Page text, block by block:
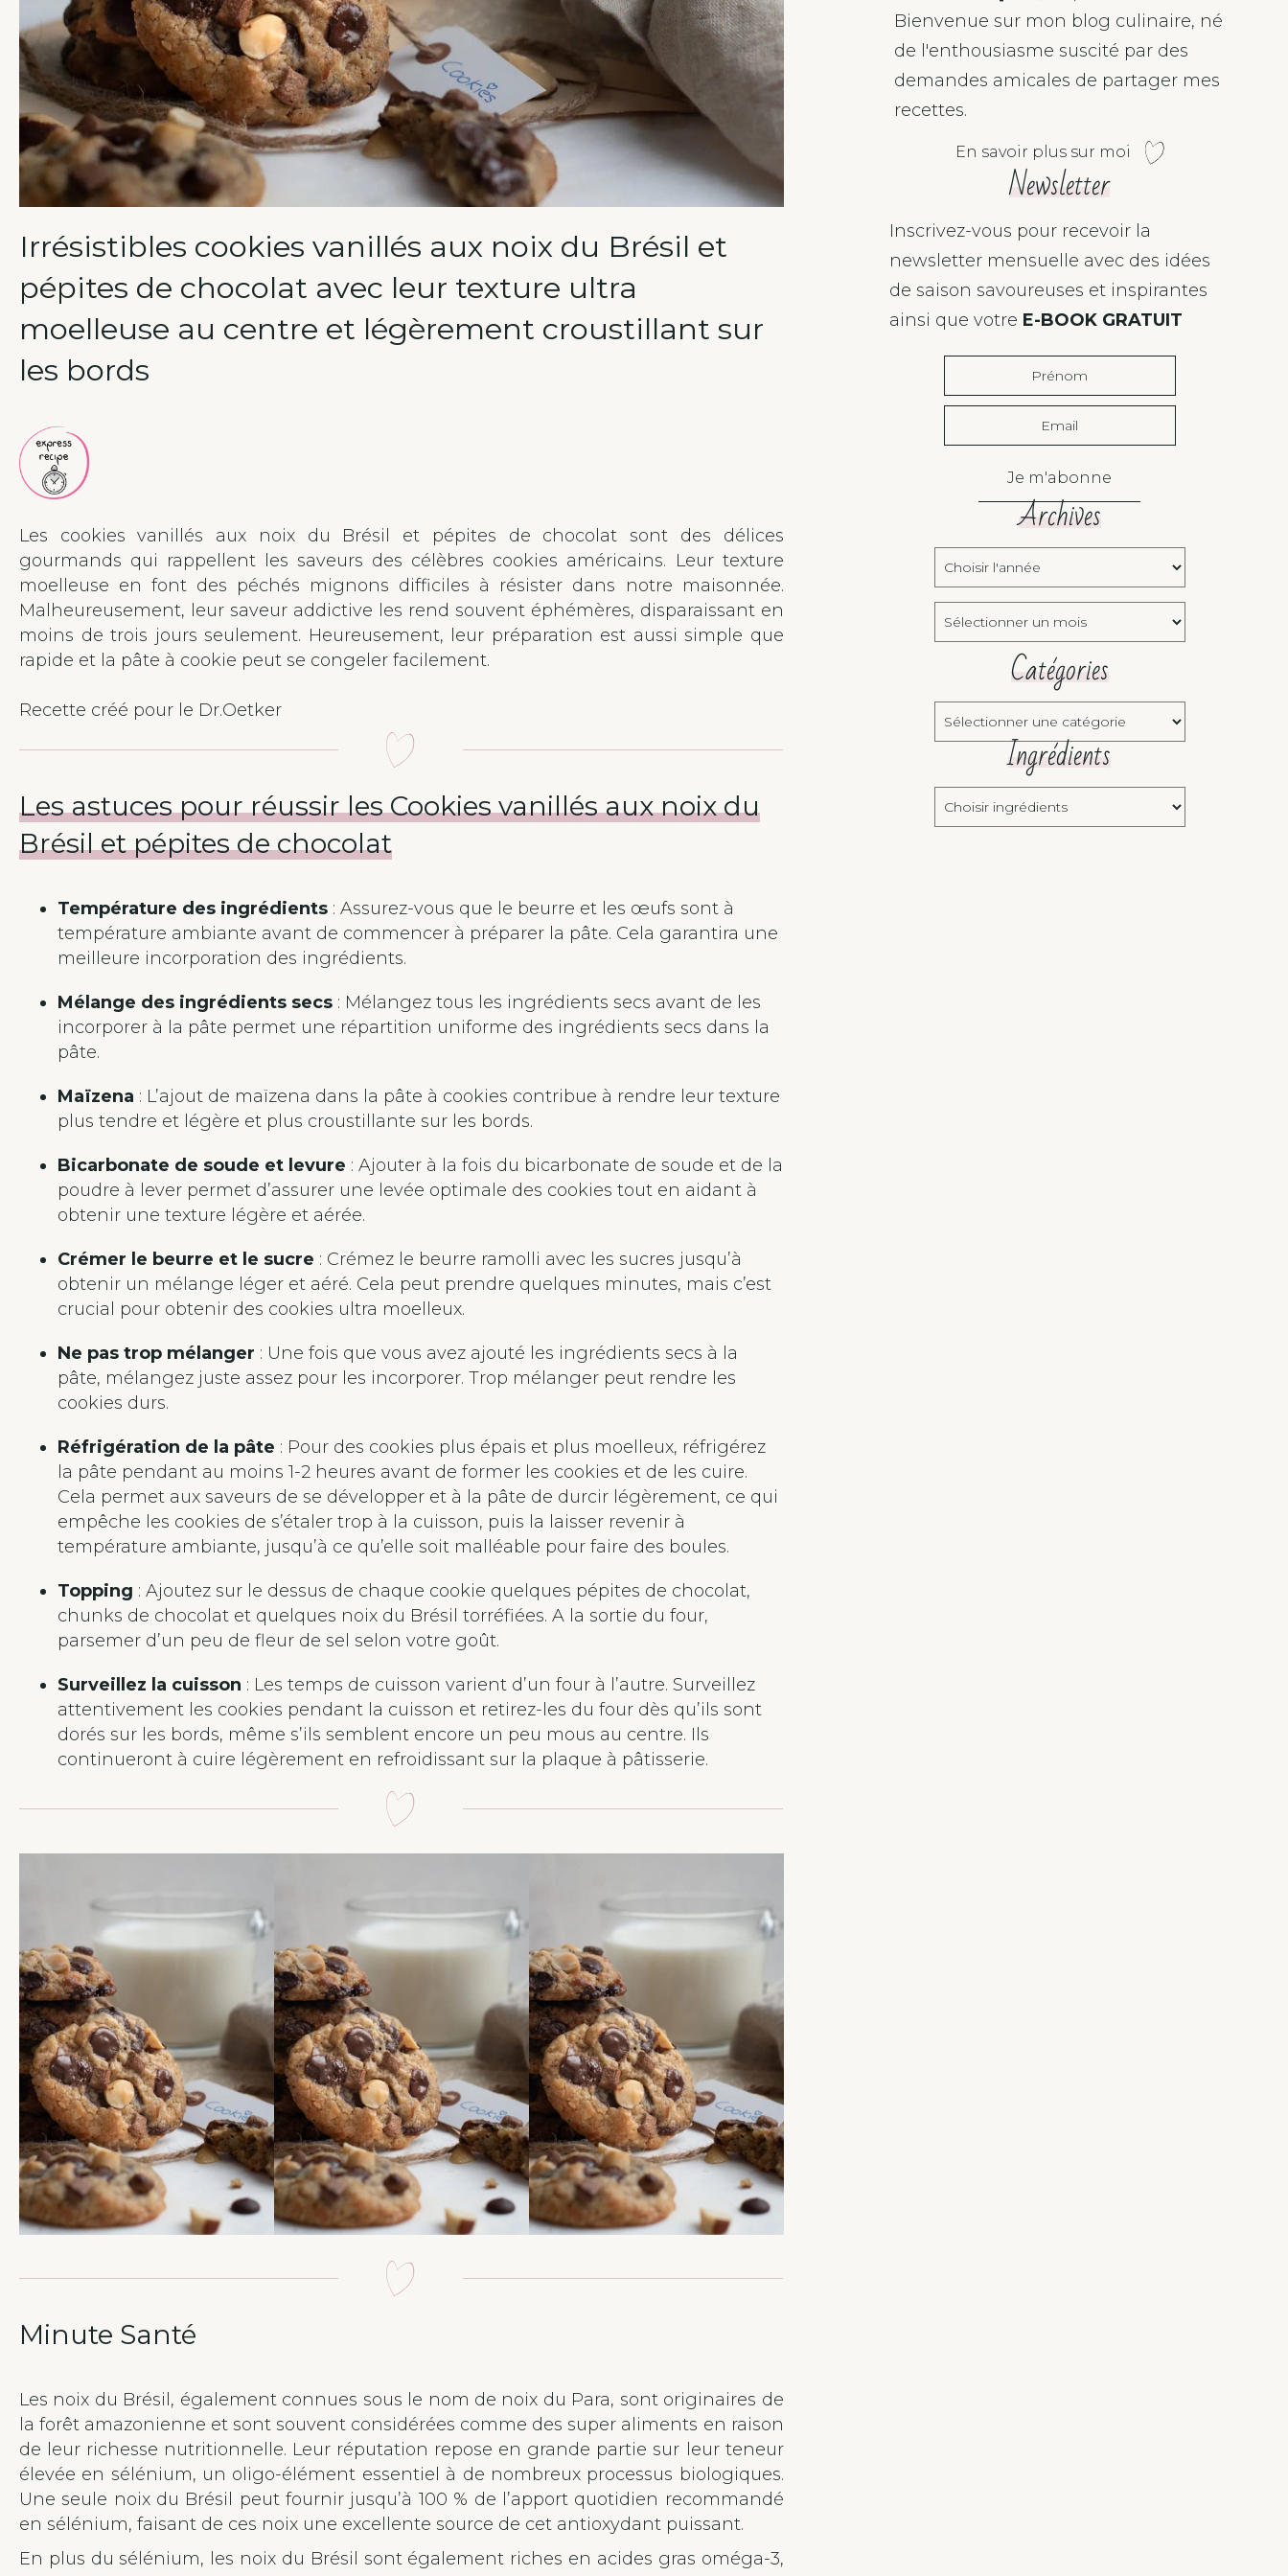
Irrésistibles cookies vanillés aux noix du Brésil et
pépites de chocolat avec leur texture ultra
moelleuse au centre et légèrement croustillant sur
les bords
Les cookies vanillés aux noix du Brésil et pépites de chocolat sont des délices
gourmands qui rappellent les saveurs des célèbres cookies américains. Leur texture
moelleuse en font des péchés mignons difficiles à résister dans notre maisonnée.
Malheureusement, leur saveur addictive les rend souvent éphémères, disparaissant en
moins de trois jours seulement. Heureusement, leur préparation est aussi simple que
rapide et la pâte à cookie peut se congeler facilement.
Recette créé pour le Dr.Oetker
Les astuces pour réussir les Cookies vanillés aux noix du
Brésil et pépites de chocolat
Température des ingrédients : Assurez-vous que le beurre et les œufs sont à
température ambiante avant de commencer à préparer la pâte. Cela garantira une
meilleure incorporation des ingrédients.
Mélange des ingrédients secs : Mélangez tous les ingrédients secs avant de les
incorporer à la pâte permet une répartition uniforme des ingrédients secs dans la
pâte.
Maïzena : L’ajout de maïzena dans la pâte à cookies contribue à rendre leur texture
plus tendre et légère et plus croustillante sur les bords.
Bicarbonate de soude et levure : Ajouter à la fois du bicarbonate de soude et de la
poudre à lever permet d’assurer une levée optimale des cookies tout en aidant à
obtenir une texture légère et aérée.
Crémer le beurre et le sucre : Crémez le beurre ramolli avec les sucres jusqu’à
obtenir un mélange léger et aéré. Cela peut prendre quelques minutes, mais c’est
crucial pour obtenir des cookies ultra moelleux.
Ne pas trop mélanger : Une fois que vous avez ajouté les ingrédients secs à la
pâte, mélangez juste assez pour les incorporer. Trop mélanger peut rendre les
cookies durs.
Réfrigération de la pâte : Pour des cookies plus épais et plus moelleux, réfrigérez
la pâte pendant au moins 1-2 heures avant de former les cookies et de les cuire.
Cela permet aux saveurs de se développer et à la pâte de durcir légèrement, ce qui
empêche les cookies de s’étaler trop à la cuisson, puis la laisser revenir à
température ambiante, jusqu’à ce qu’elle soit malléable pour faire des boules.
Topping : Ajoutez sur le dessus de chaque cookie quelques pépites de chocolat,
chunks de chocolat et quelques noix du Brésil torréfiées. A la sortie du four,
parsemer d’un peu de fleur de sel selon votre goût.
Surveillez la cuisson : Les temps de cuisson varient d’un four à l’autre. Surveillez
attentivement les cookies pendant la cuisson et retirez-les du four dès qu’ils sont
dorés sur les bords, même s’ils semblent encore un peu mous au centre. Ils
continueront à cuire légèrement en refroidissant sur la plaque à pâtisserie.
Minute Santé
Les noix du Brésil, également connues sous le nom de noix du Para, sont originaires de
la forêt amazonienne et sont souvent considérées comme des super aliments en raison
de leur richesse nutritionnelle. Leur réputation repose en grande partie sur leur teneur
élevée en sélénium, un oligo-élément essentiel à de nombreux processus biologiques.
Une seule noix du Brésil peut fournir jusqu’à 100 % de l’apport quotidien recommandé
en sélénium, faisant de ces noix une excellente source de cet antioxydant puissant.
En plus du sélénium, les noix du Brésil sont également riches en acides gras oméga-3,
Bienvenue sur mon blog culinaire, né
de l'enthousiasme suscité par des
demandes amicales de partager mes
recettes.
En savoir plus sur moi
Newsletter
Inscrivez-vous pour recevoir la
newsletter mensuelle avec des idées
de saison savoureuses et inspirantes
ainsi que votre E-BOOK GRATUIT
Je m'abonne
Archives
Choisir
l'année:
Archives
Catégories
Catégories
Ingrédients
Choisir
ingrédients